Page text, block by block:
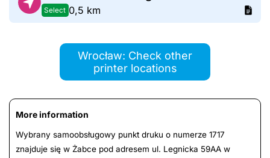
Select 0,5 km
Wrocław: Check other
printer locations
More information
Wybrany samoobsługowy punkt druku o numerze 1717
znajduje się w Żabce pod adresem ul. Legnicka 59AA w